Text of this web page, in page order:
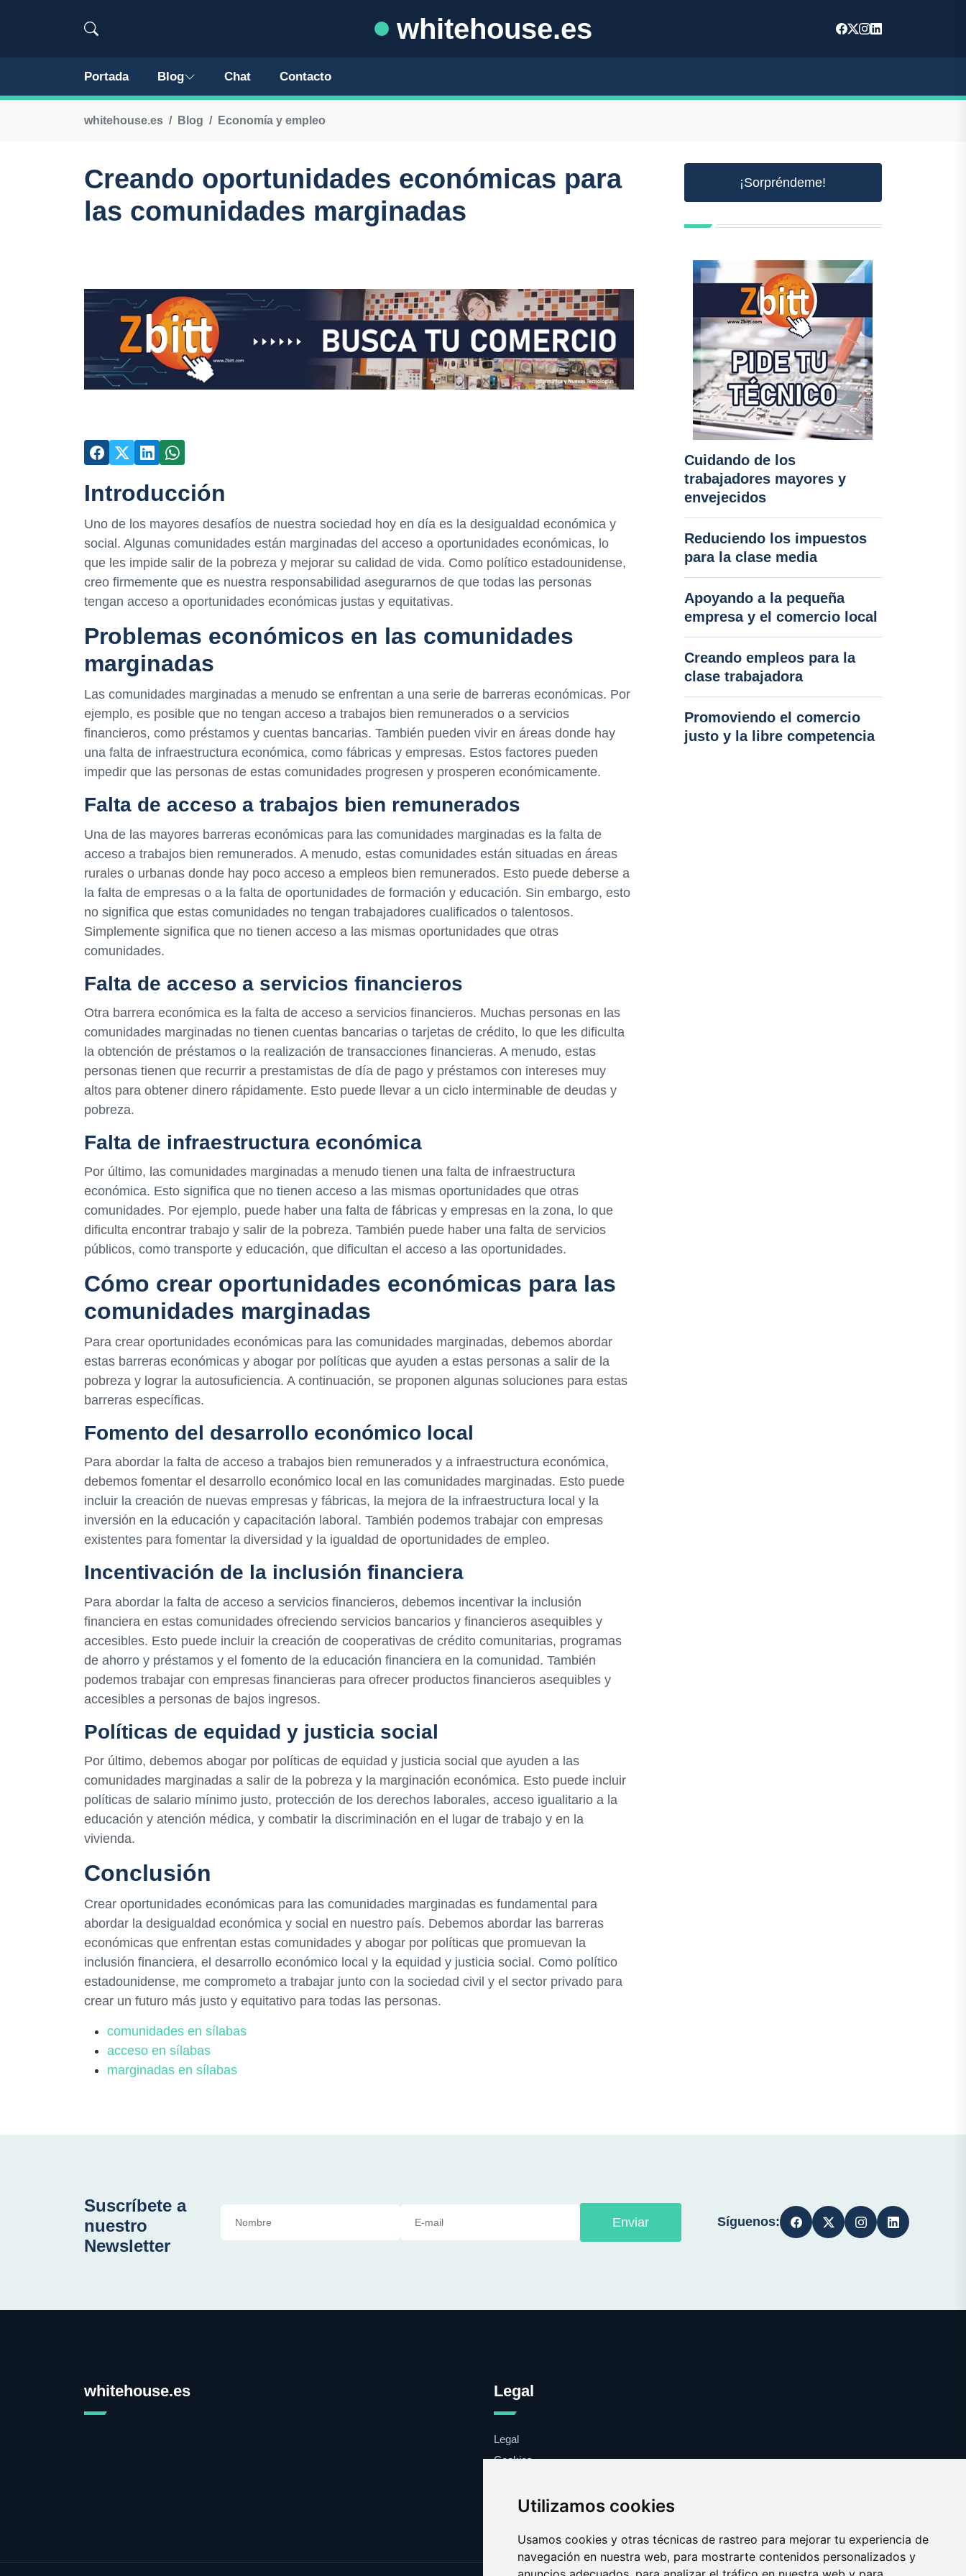
Utilizamos cookies
Usamos cookies y otras técnicas de rastreo para mejorar tu experiencia de
navegación en nuestra web, para mostrarte contenidos personalizados y
whitehouse.es
Portada Blog Chat Contacto
whitehouse.es Blog Economía y empleo
Creando oportunidades económicas para
las comunidades marginadas
Introducción
Uno de los mayores desafíos de nuestra sociedad hoy en día es la desigualdad económica y
social. Algunas comunidades están marginadas del acceso a oportunidades económicas, lo
que les impide salir de la pobreza y mejorar su calidad de vida. Como político estadounidense,
creo firmemente que es nuestra responsabilidad asegurarnos de que todas las personas
tengan acceso a oportunidades económicas justas y equitativas.
Problemas económicos en las comunidades
marginadas
Las comunidades marginadas a menudo se enfrentan a una serie de barreras económicas. Por
ejemplo, es posible que no tengan acceso a trabajos bien remunerados o a servicios
financieros, como préstamos y cuentas bancarias. También pueden vivir en áreas donde hay
una falta de infraestructura económica, como fábricas y empresas. Estos factores pueden
impedir que las personas de estas comunidades progresen y prosperen económicamente.
Falta de acceso a trabajos bien remunerados
Una de las mayores barreras económicas para las comunidades marginadas es la falta de
acceso a trabajos bien remunerados. A menudo, estas comunidades están situadas en áreas
rurales o urbanas donde hay poco acceso a empleos bien remunerados. Esto puede deberse a
la falta de empresas o a la falta de oportunidades de formación y educación. Sin embargo, esto
no significa que estas comunidades no tengan trabajadores cualificados o talentosos.
Simplemente significa que no tienen acceso a las mismas oportunidades que otras
comunidades.
Falta de acceso a servicios financieros
Otra barrera económica es la falta de acceso a servicios financieros. Muchas personas en las
comunidades marginadas no tienen cuentas bancarias o tarjetas de crédito, lo que les dificulta
la obtención de préstamos o la realización de transacciones financieras. A menudo, estas
personas tienen que recurrir a prestamistas de día de pago y préstamos con intereses muy
altos para obtener dinero rápidamente. Esto puede llevar a un ciclo interminable de deudas y
pobreza.
Falta de infraestructura económica
Por último, las comunidades marginadas a menudo tienen una falta de infraestructura
económica. Esto significa que no tienen acceso a las mismas oportunidades que otras
comunidades. Por ejemplo, puede haber una falta de fábricas y empresas en la zona, lo que
dificulta encontrar trabajo y salir de la pobreza. También puede haber una falta de servicios
públicos, como transporte y educación, que dificultan el acceso a las oportunidades.
Cómo crear oportunidades económicas para las
comunidades marginadas
Para crear oportunidades económicas para las comunidades marginadas, debemos abordar
estas barreras económicas y abogar por políticas que ayuden a estas personas a salir de la
pobreza y lograr la autosuficiencia. A continuación, se proponen algunas soluciones para estas
barreras específicas.
Fomento del desarrollo económico local
Para abordar la falta de acceso a trabajos bien remunerados y a infraestructura económica,
debemos fomentar el desarrollo económico local en las comunidades marginadas. Esto puede
incluir la creación de nuevas empresas y fábricas, la mejora de la infraestructura local y la
inversión en la educación y capacitación laboral. También podemos trabajar con empresas
existentes para fomentar la diversidad y la igualdad de oportunidades de empleo.
Incentivación de la inclusión financiera
Para abordar la falta de acceso a servicios financieros, debemos incentivar la inclusión
financiera en estas comunidades ofreciendo servicios bancarios y financieros asequibles y
accesibles. Esto puede incluir la creación de cooperativas de crédito comunitarias, programas
de ahorro y préstamos y el fomento de la educación financiera en la comunidad. También
podemos trabajar con empresas financieras para ofrecer productos financieros asequibles y
accesibles a personas de bajos ingresos.
Políticas de equidad y justicia social
Por último, debemos abogar por políticas de equidad y justicia social que ayuden a las
comunidades marginadas a salir de la pobreza y la marginación económica. Esto puede incluir
políticas de salario mínimo justo, protección de los derechos laborales, acceso igualitario a la
educación y atención médica, y combatir la discriminación en el lugar de trabajo y en la
vivienda.
Conclusión
Crear oportunidades económicas para las comunidades marginadas es fundamental para
abordar la desigualdad económica y social en nuestro país. Debemos abordar las barreras
económicas que enfrentan estas comunidades y abogar por políticas que promuevan la
inclusión financiera, el desarrollo económico local y la equidad y justicia social. Como político
estadounidense, me comprometo a trabajar junto con la sociedad civil y el sector privado para
crear un futuro más justo y equitativo para todas las personas.
comunidades en sílabas
acceso en sílabas
marginadas en sílabas
¡Sorpréndeme!
Cuidando de los
trabajadores mayores y
envejecidos
Reduciendo los impuestos
para la clase media
Apoyando a la pequeña
empresa y el comercio local
Creando empleos para la
clase trabajadora
Promoviendo el comercio
justo y la libre competencia
Suscríbete a
nuestro
Newsletter
Enviar Síguenos:
whitehouse.es Legal
Legal
Cookies